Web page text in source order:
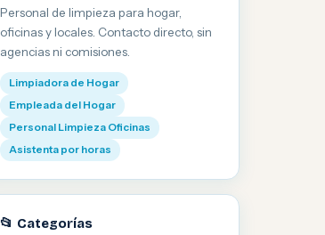
Personal de limpieza para hogar,
oficinas y locales. Contacto directo, sin
agencias ni comisiones.
Limpiadora de Hogar
Empleada del Hogar
Personal Limpieza Oficinas
Asistenta por horas
📂 Categorías